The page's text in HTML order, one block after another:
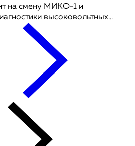
на смену МИКО-1 и
высоковольтных...